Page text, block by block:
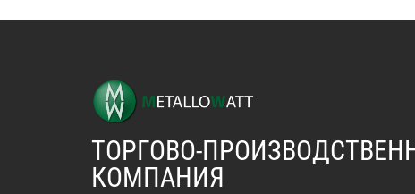
ТОРГОВО-
КОМПАНИЯ